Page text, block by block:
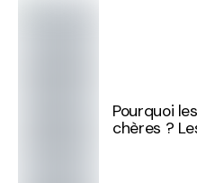
Pourquoi
chères ?